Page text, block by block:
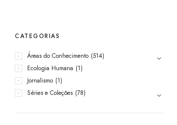
CATEGORIAS
Áreas do Conhecimento (514)
Ecologia Humana (1)
Jornalismo (1)
Séries e Coleções (78)